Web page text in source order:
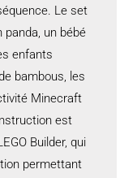
Le set
panda, un bébé
enfants
bambous, les
Minecraft
est
Builder, qui
permettant